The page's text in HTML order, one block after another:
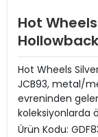
Hot
Hot Wheels
JCB93, metal/
evreninden
koleksiyonlarda
Ürün Kodu: